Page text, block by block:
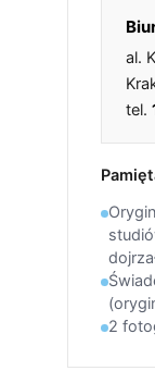
al.
tel.
2